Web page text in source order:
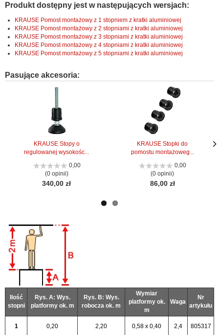
Produkt dostępny jest w następujących wersjach:
KRAUSE Pomost montażowy z 1 stopniem z kratki aluminiowej
KRAUSE Pomost montażowy z 2 stopniami z kratki aluminiowej
KRAUSE Pomost montażowy z 3 stopniami z kratki aluminiowej
KRAUSE Pomost montażowy z 4 stopniami z kratki aluminiowej
KRAUSE Pomost montażowy z 5 stopniami z kratki aluminiowej
Pasujące akcesoria:
KRAUSE Stopy o
regulowanej wysokośc...
0,00
(0 opinii)
340,00 zł
KRAUSE Stopki do
pomostu montażoweg...
0,00
(0 opinii)
86,00 zł
Ilość
stopni
Rys. A: Wys.
platformy ok. m
Rys. B: Wys.
robocza ok. m
Wymiar
platformy ok.
m
Waga
Nr
artykułu
1 0,20 2,20 0,58 x 0,40 2,4 805317